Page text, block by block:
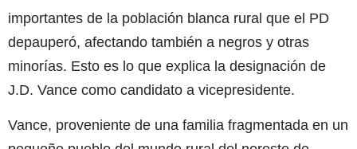
importantes de la población blanca rural que el PD
depauperó, afectando también a negros y otras
minorías. Esto es lo que explica la designación de
J.D. Vance como candidato a vicepresidente.
Vance, proveniente de una familia fragmentada en un